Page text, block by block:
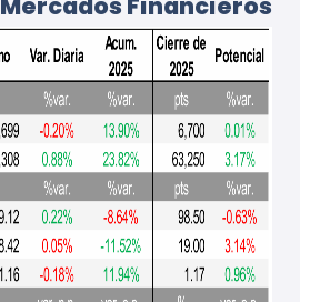
Mercados Financieros